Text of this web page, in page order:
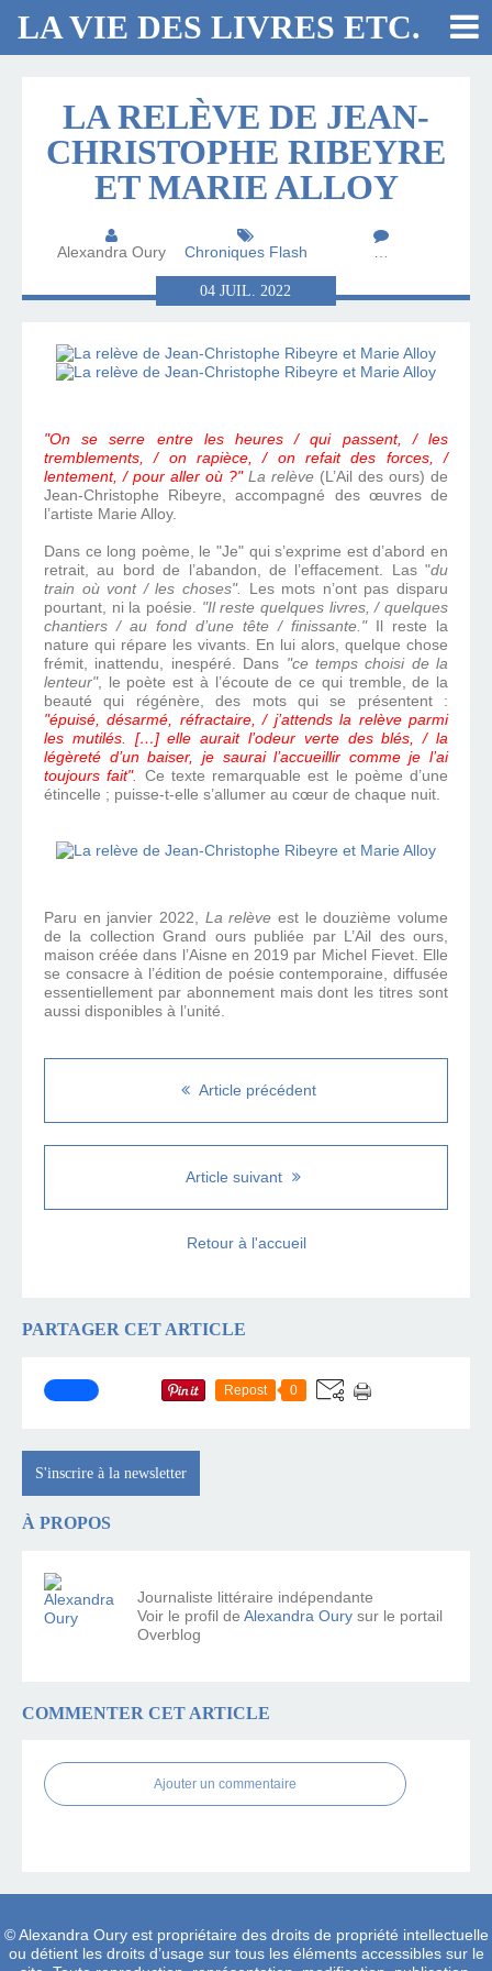
LA VIE DES LIVRES ETC.
LA RELÈVE DE JEAN-
CHRISTOPHE RIBEYRE
ET MARIE ALLOY
Alexandra Oury Chroniques Flash …
04JUIL.2022
"On se serre entre les heures / qui passent, / les
tremblements, / on rapièce, / on refait des forces, /
lentement, / pour aller où ?" La relève (L’Ail des ours) de
Jean-Christophe Ribeyre, accompagné des œuvres de
l’artiste Marie Alloy.
Dans ce long poème, le "Je" qui s’exprime est d’abord en
retrait, au bord de l’abandon, de l’effacement. Las "du
train où vont / les choses". Les mots n’ont pas disparu
pourtant, ni la poésie. "Il reste quelques livres, / quelques
chantiers / au fond d’une tête / finissante." Il reste la
nature qui répare les vivants. En lui alors, quelque chose
frémit, inattendu, inespéré. Dans "ce temps choisi de la
lenteur", le poète est à l’écoute de ce qui tremble, de la
beauté qui régénère, des mots qui se présentent :
"épuisé, désarmé, réfractaire, / j’attends la relève parmi
les mutilés. […] elle aurait l’odeur verte des blés, / la
légèreté d’un baiser, je saurai l’accueillir comme je l’ai
toujours fait". Ce texte remarquable est le poème d’une
étincelle ; puisse-t-elle s’allumer au cœur de chaque nuit.
Paru en janvier 2022, La relève est le douzième volume
de la collection Grand ours publiée par L’Ail des ours,
maison créée dans l’Aisne en 2019 par Michel Fievet. Elle
se consacre à l’édition de poésie contemporaine, diffusée
essentiellement par abonnement mais dont les titres sont
aussi disponibles à l’unité.
Article précédent
Article suivant
Retour à l'accueil
PARTAGER CET ARTICLE
Repost 0
S'inscrire à la newsletter
À PROPOS
Journaliste littéraire indépendante
Voir le profil de Alexandra Oury sur le portail
Overblog
COMMENTER CET ARTICLE
Ajouter un commentaire
© Alexandra Oury est propriétaire des droits de propriété intellectuelle
ou détient les droits d’usage sur tous les éléments accessibles sur le